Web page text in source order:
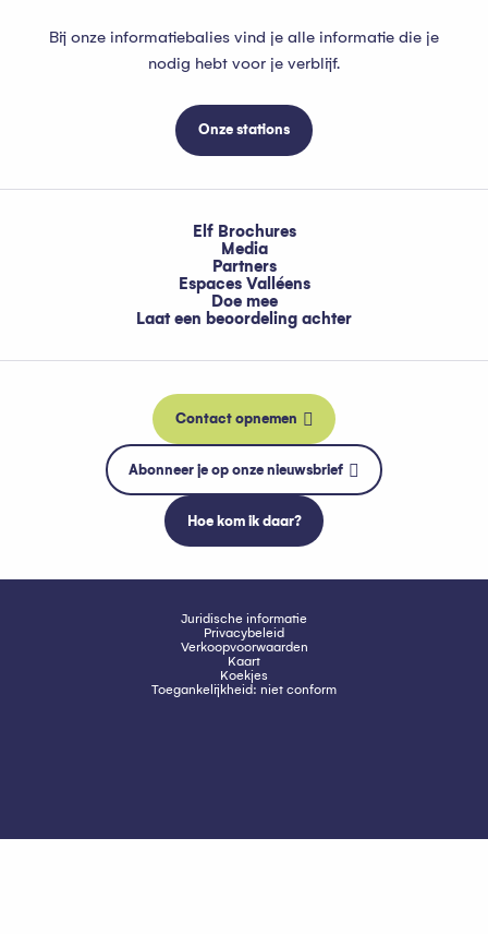
Bij onze informatiebalies vind je alle informatie die je
nodig hebt voor je verblijf.
Onze stations
Elf Brochures
Media
Partners
Espaces Valléens
Doe mee
Laat een beoordeling achter
Contact opnemen
Abonneer je op onze nieuwsbrief
Hoe kom ik daar?
Juridische informatie
Privacybeleid
Verkoopvoorwaarden
Kaart
Koekjes
Toegankelijkheid: niet conform